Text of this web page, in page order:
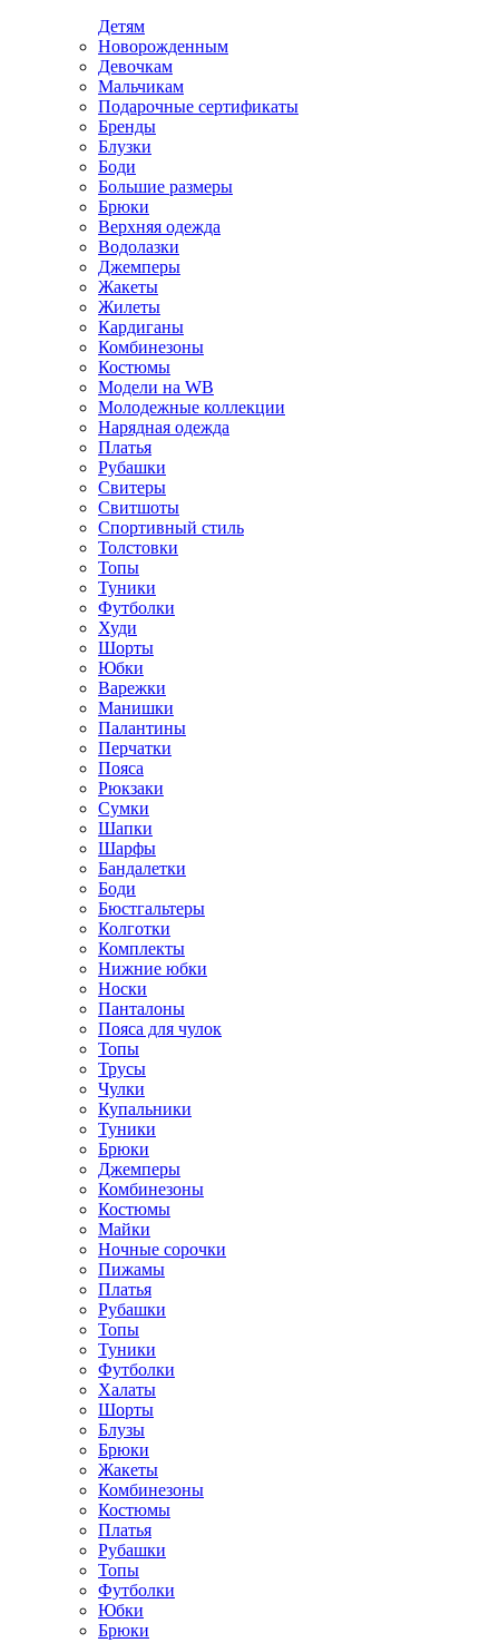
Детям
Новорожденным
Девочкам
Мальчикам
Подарочные сертификаты
Бренды
Блузки
Боди
Большие размеры
Брюки
Верхняя одежда
Водолазки
Джемперы
Жакеты
Жилеты
Кардиганы
Комбинезоны
Костюмы
Модели на WB
Молодежные коллекции
Нарядная одежда
Платья
Рубашки
Свитеры
Свитшоты
Спортивный стиль
Толстовки
Топы
Туники
Футболки
Худи
Шорты
Юбки
Варежки
Манишки
Палантины
Перчатки
Пояса
Рюкзаки
Сумки
Шапки
Шарфы
Бандалетки
Боди
Бюстгальтеры
Колготки
Комплекты
Нижние юбки
Носки
Панталоны
Поясa для чулок
Топы
Трусы
Чулки
Купальники
Туники
Брюки
Джемперы
Комбинезоны
Костюмы
Майки
Ночные сорочки
Пижамы
Платья
Рубашки
Топы
Туники
Футболки
Халаты
Шорты
Блузы
Брюки
Жакеты
Комбинезоны
Костюмы
Платья
Рубашки
Топы
Футболки
Юбки
Брюки